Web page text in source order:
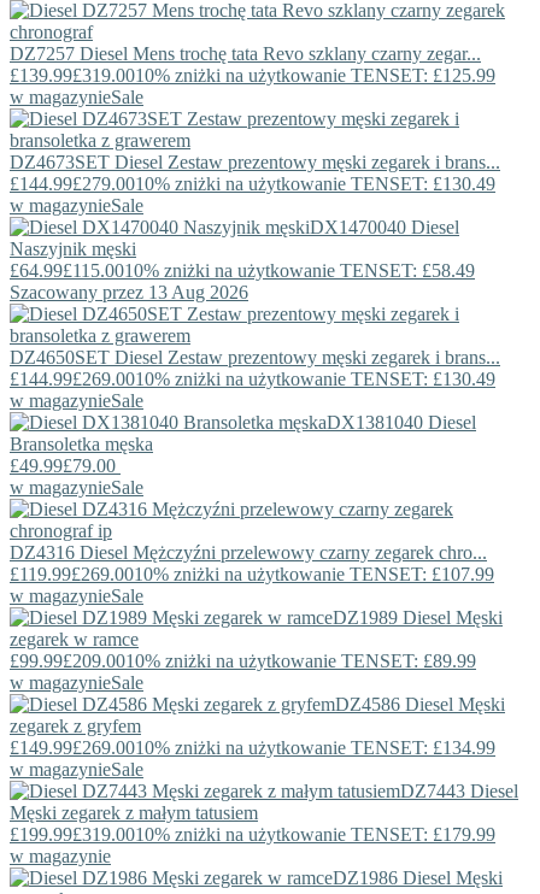
DZ7257 Diesel Mens trochę tata Revo szklany czarny zegar...
£139.99£319.0010% zniżki na użytkowanie TENSET: £125.99
w magazynieSale
DZ4673SET Diesel Zestaw prezentowy męski zegarek i brans...
£144.99£279.0010% zniżki na użytkowanie TENSET: £130.49
w magazynieSale
DX1470040 Diesel
Naszyjnik męski
£64.99£115.0010% zniżki na użytkowanie TENSET: £58.49
Szacowany przez 13 Aug 2026
DZ4650SET Diesel Zestaw prezentowy męski zegarek i brans...
£144.99£269.0010% zniżki na użytkowanie TENSET: £130.49
w magazynieSale
DX1381040 Diesel
Bransoletka męska
£49.99£79.00
w magazynieSale
DZ4316 Diesel Mężczyźni przelewowy czarny zegarek chro...
£119.99£269.0010% zniżki na użytkowanie TENSET: £107.99
w magazynieSale
DZ1989 Diesel Męski
zegarek w ramce
£99.99£209.0010% zniżki na użytkowanie TENSET: £89.99
w magazynieSale
DZ4586 Diesel Męski
zegarek z gryfem
£149.99£269.0010% zniżki na użytkowanie TENSET: £134.99
w magazynieSale
DZ7443 Diesel
Męski zegarek z małym tatusiem
£199.99£319.0010% zniżki na użytkowanie TENSET: £179.99
w magazynie
DZ1986 Diesel Męski